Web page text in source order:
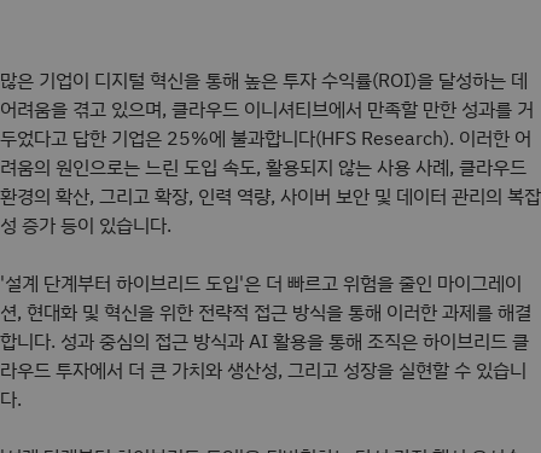
많은 기업이 디지털 혁신을 통해 높은 투자 수익률(ROI)을 달성하는 데
어려움을 겪고 있으며, 클라우드 이니셔티브에서 만족할 만한 성과를 거
두었다고 답한 기업은 25%에 불과합니다(HFS Research). 이러한 어
려움의 원인으로는 느린 도입 속도, 활용되지 않는 사용 사례, 클라우드
환경의 확산, 그리고 확장, 인력 역량, 사이버 보안 및 데이터 관리의 복잡
성 증가 등이 있습니다.
'설계 단계부터 하이브리드 도입'은 더 빠르고 위험을 줄인 마이그레이
션, 현대화 및 혁신을 위한 전략적 접근 방식을 통해 이러한 과제를 해결
합니다. 성과 중심의 접근 방식과 AI 활용을 통해 조직은 하이브리드 클
라우드 투자에서 더 큰 가치와 생산성, 그리고 성장을 실현할 수 있습니
다.